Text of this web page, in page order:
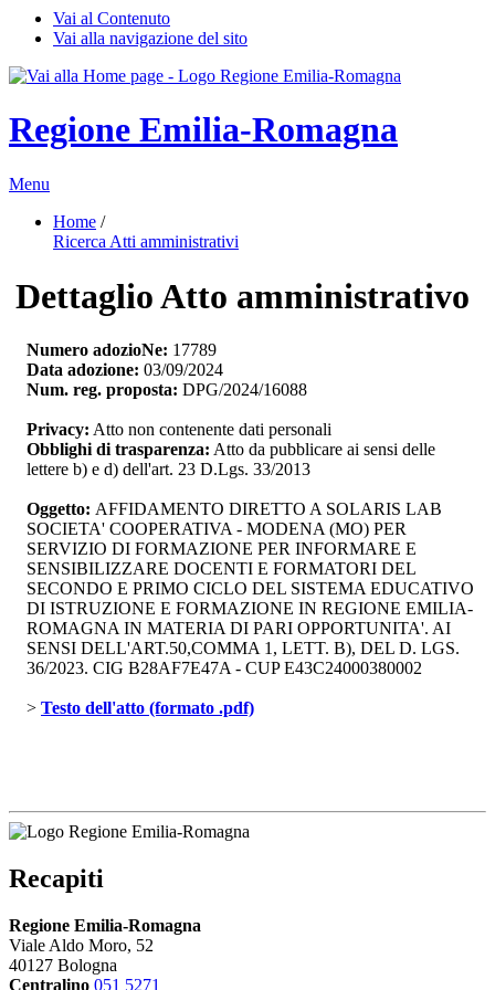
Vai al Contenuto
Vai alla navigazione del sito
Regione Emilia-Romagna
Menu
Home /
Ricerca Atti amministrativi
Dettaglio Atto amministrativo
Numero adozioNe: 17789
Data adozione: 03/09/2024
Num. reg. proposta: DPG/2024/16088
Privacy: Atto non contenente dati personali
Obblighi di trasparenza: Atto da pubblicare ai sensi delle
lettere b) e d) dell'art. 23 D.Lgs. 33/2013
Oggetto: AFFIDAMENTO DIRETTO A SOLARIS LAB
SOCIETA' COOPERATIVA - MODENA (MO) PER
SERVIZIO DI FORMAZIONE PER INFORMARE E
SENSIBILIZZARE DOCENTI E FORMATORI DEL
SECONDO E PRIMO CICLO DEL SISTEMA EDUCATIVO
DI ISTRUZIONE E FORMAZIONE IN REGIONE EMILIA-
ROMAGNA IN MATERIA DI PARI OPPORTUNITA'. AI
SENSI DELL'ART.50,COMMA 1, LETT. B), DEL D. LGS.
36/2023. CIG B28AF7E47A - CUP E43C24000380002
> Testo dell'atto (formato .pdf)
Recapiti
Regione Emilia-Romagna
Viale Aldo Moro, 52
40127 Bologna
Centralino 051 5271